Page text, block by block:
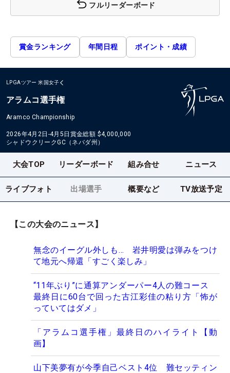
フルリーダーボード
賞金ランキング 年間日程 ポイント・成績
LPGAツアー 米国女子
アラムコ選手権
Aramco Championship
2026年4月2日-4月5日 賞金総額 $4,000,000
シャドウクリークGC（ネバダ州）
大会TOP リーダーボード 組み合せ ニュース
ライブフォト 出場選手 概要など TV放送予定
【この大会のニュース】
無念のイーグル外しも… 岩井明愛は弾みをつけ
て地元へ帰還「すごく楽しみ」
“11年ぶり”に通算アンダーパー4人の難コース
最終日に60台で回った古江彩佳の粘り方「怖が
っていてはダメ」
「アラムコ選手権」最終日のハイライト【動
画】
山下美夢有が今季自己ベスト4位 難セッティン